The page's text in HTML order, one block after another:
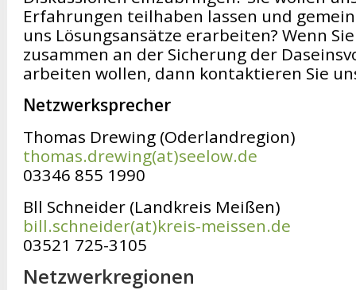
Erfahrungen teilhaben lassen und
uns Lösungsansätze erarbeiten? Wenn
zusammen an der Sicherung der
arbeiten wollen, dann kontaktieren Sie
Netzwerksprecher
Thomas Drewing (Oderlandregion)
thomas.drewing(at)seelow.de
03346 855 1990
Bll Schneider (Landkreis Meißen)
bill.schneider(at)kreis-meissen.de
03521 725-3105
Netzwerkregionen